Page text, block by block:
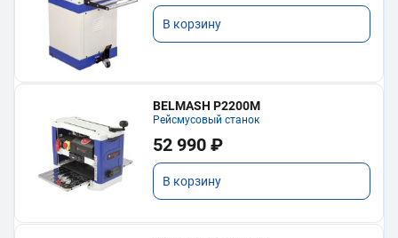
В корзину
BELMASH P2200M
Рейсмусовый станок
52 990 ₽
В корзину